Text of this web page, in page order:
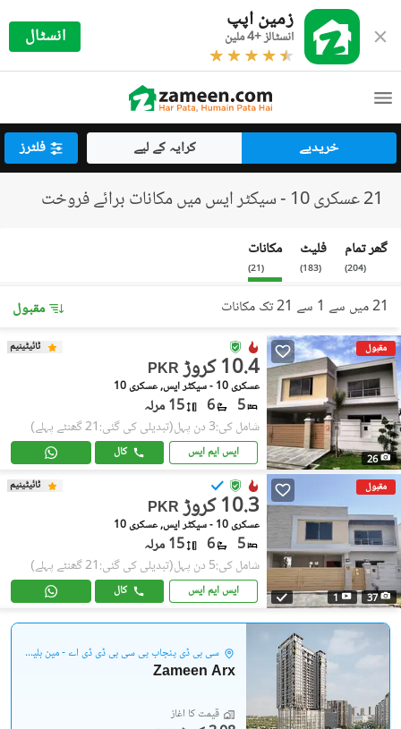
زمین اپپ
انسٹالز +4 ملین انسٹال
خریدیے کرایہ کے لیے فلٹرز
21 عسکری 10 - سیکٹر ایس میں مکانات برائے فروخت
گھر تمام
(
204
)
فلیٹ
(
183
)
مکانات
(
21
)
21 میں سے 1 سے 21 تک مکانات مقبول
مقبول
26
ٹائیٹینیم
PKR 10.4 کروڑ
عسکری 10 - سیکٹر ایس, عسکری 10
5
6 15 مرلہ
شامل کی:3 دن پہل (تبدیلی کی گئی:21 گھنٹے پہلے)
ایس ایم ایس کال
مقبول
37
1
ٹائیٹینیم
PKR 10.3 کروڑ
عسکری 10 - سیکٹر ایس, عسکری 10
5
6 15 مرلہ
شامل کی:5 دن پہل (تبدیلی کی گئی:21 گھنٹے پہلے)
ایس ایم ایس کال
سی بی ڈی پنجاب پی سی بی ڈی ڈی اے - مین بلیوارڈ گلبرگ
Zameen Arx
قیمت کا آغاز